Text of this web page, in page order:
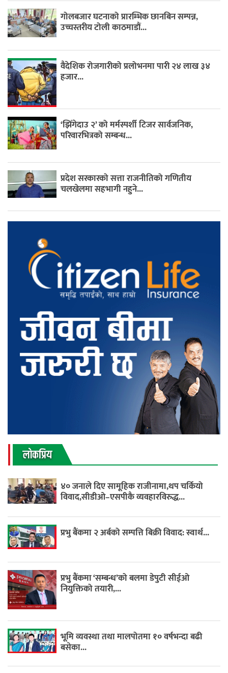
गोलबजार घटनाको प्रारम्भिक छानबिन सम्पन्न,
उच्चस्तरीय टोली काठमाडौं...
वैदेशिक रोजगारीको प्रलोभनमा पारी २४ लाख ३४
हजार...
‘झिँगेदाउ २’ को मर्मस्पर्शी टिजर सार्वजनिक,
परिवारभित्रको सम्बन्ध...
प्रदेश सरकारको सत्ता राजनीतिको गणितीय
चलखेलमा सहभागी नहुने...
लाेकप्रिय
४० जनाले दिए सामूहिक राजीनामा,थप चर्कियो
विवाद,सीडीओ–एसपीकै व्यवहारविरुद्ध...
प्रभु बैंकमा २ अर्बको सम्पत्ति बिक्री विवाद: स्वार्थ...
प्रभु बैंकमा ‘सम्बन्ध’को बलमा डेपुटी सीईओ
नियुक्तिको तयारी,...
भूमि व्यवस्था तथा मालपोतमा १० वर्षभन्दा बढी
बसेका...